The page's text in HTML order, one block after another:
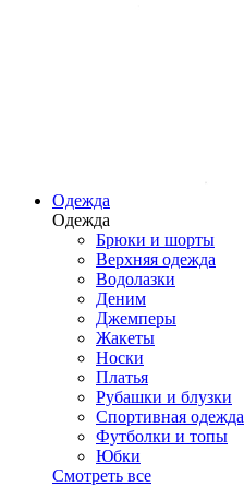
Одежда
Одежда
Брюки и шорты
Верхняя одежда
Водолазки
Деним
Джемперы
Жакеты
Носки
Платья
Рубашки и блузки
Спортивная одежда
Футболки и топы
Юбки
Смотреть все